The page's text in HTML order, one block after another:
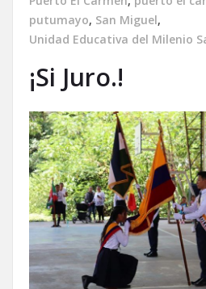
putumayo, San Miguel,
Unidad Educativa del Milenio
¡Si Juro.!